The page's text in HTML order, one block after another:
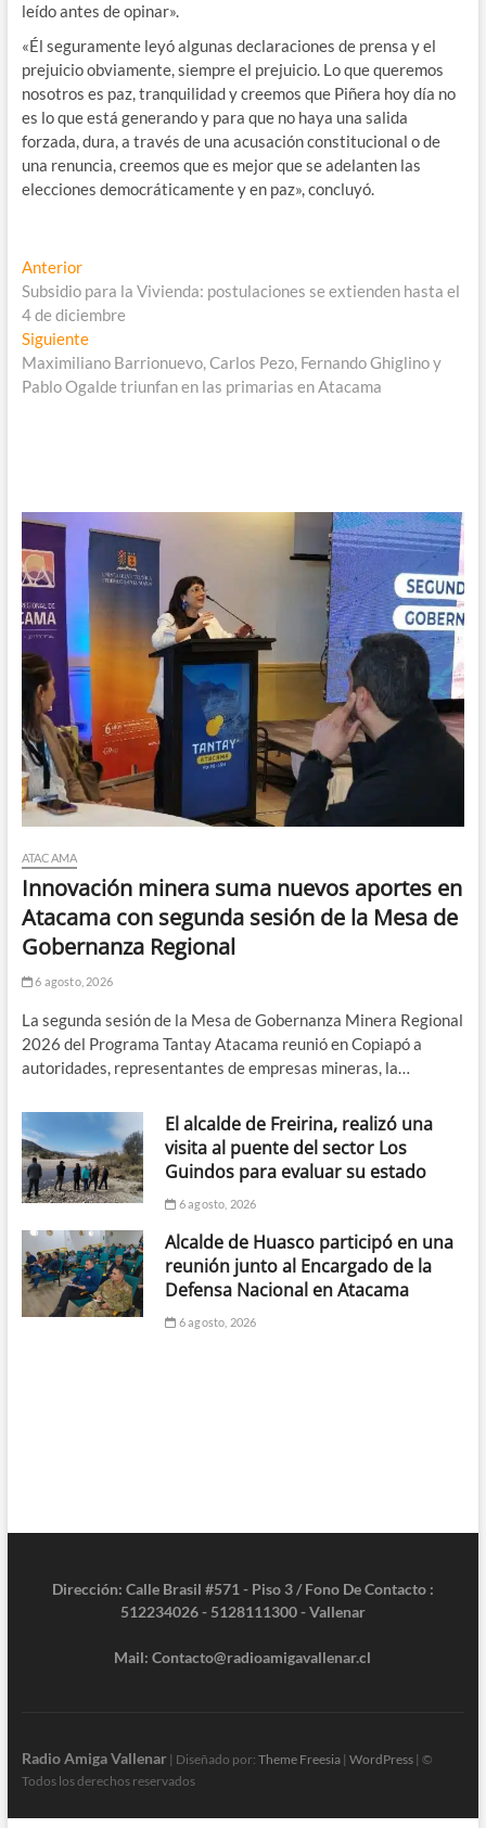
leído antes de opinar».
«Él seguramente leyó algunas declaraciones de prensa y el
prejuicio obviamente, siempre el prejuicio. Lo que queremos
nosotros es paz, tranquilidad y creemos que Piñera hoy día no
es lo que está generando y para que no haya una salida
forzada, dura, a través de una acusación constitucional o de
una renuncia, creemos que es mejor que se adelanten las
elecciones democráticamente y en paz», concluyó.
Navegación
de
entradas
AnteriorEntrada
anterior:
Subsidio para la Vivienda: postulaciones se extienden hasta el
4 de diciembre
SiguienteEntrada
siguiente:
Maximiliano Barrionuevo, Carlos Pezo, Fernando Ghiglino y
Pablo Ogalde triunfan en las primarias en Atacama
ATACAMA
Innovación minera suma nuevos aportes en
Atacama con segunda sesión de la Mesa de
Gobernanza Regional
6 agosto, 2026
La segunda sesión de la Mesa de Gobernanza Minera Regional
2026 del Programa Tantay Atacama reunió en Copiapó a
autoridades, representantes de empresas mineras, la…
El alcalde de Freirina, realizó una
visita al puente del sector Los
Guindos para evaluar su estado
6 agosto, 2026
Alcalde de Huasco participó en una
reunión junto al Encargado de la
Defensa Nacional en Atacama
6 agosto, 2026
Dirección: Calle Brasil #571 - Piso 3 / Fono De Contacto :
512234026 - 5128111300 - Vallenar
Mail: Contacto@radioamigavallenar.cl
Radio Amiga Vallenar| Diseñado por: Theme Freesia| WordPress| ©
Todos los derechos reservados